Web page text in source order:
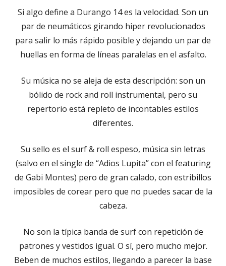
Si algo define a Durango 14 es la velocidad. Son un
par de neumáticos girando hiper revolucionados
para salir lo más rápido posible y dejando un par de
huellas en forma de líneas paralelas en el asfalto.
Su música no se aleja de esta descripción: son un
bólido de rock and roll instrumental, pero su
repertorio está repleto de incontables estilos
diferentes.
Su sello es el surf & roll espeso, música sin letras
(salvo en el single de “Adios Lupita” con el featuring
de Gabi Montes) pero de gran calado, con estribillos
imposibles de corear pero que no puedes sacar de la
cabeza.
No son la típica banda de surf con repetición de
patrones y vestidos igual. O sí, pero mucho mejor.
Beben de muchos estilos, llegando a parecer la base